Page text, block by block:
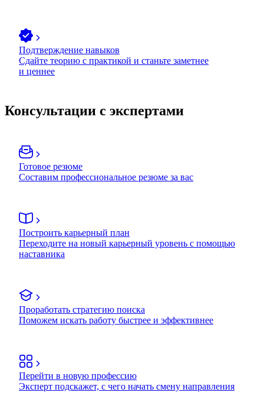
Подтверждение навыков
Сдайте теорию с практикой и станьте заметнее
и ценнее
Консультации с экспертами
Готовое резюме
Составим профессиональное резюме за вас
Построить карьерный план
Переходите на новый карьерный уровень с помощью
наставника
Проработать стратегию поиска
Поможем искать работу быстрее и эффективнее
Перейти в новую профессию
Эксперт подскажет, с чего начать смену направления